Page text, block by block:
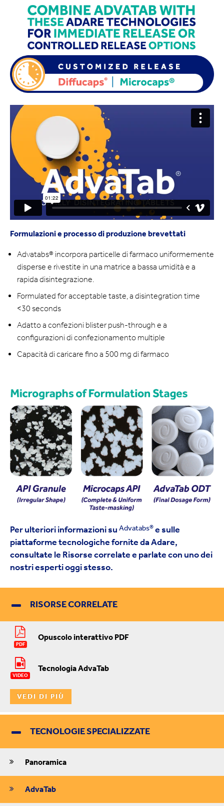
Formulazioni e processo di produzione brevettati
Advatabs® incorpora particelle di farmaco uniformemente
disperse e rivestite in una matrice a bassa umidità e a
rapida disintegrazione.
Formulated for acceptable taste, a disintegration time
<30 seconds
Adatto a confezioni blister push-through e a
configurazioni di confezionamento multiple
Capacità di caricare fino a 500 mg di farmaco
Per ulteriori informazioni su Advatabs®e sulle
piattaforme tecnologiche fornite da Adare,
consultate le Risorse correlate e parlate con uno dei
nostri esperti oggi stesso.
RISORSE CORRELATE
PDF
Opuscolo interattivo PDF
VIDEO
Tecnologia AdvaTab
VEDI DI PIÙ
TECNOLOGIE SPECIALIZZATE
Panoramica
AdvaTab